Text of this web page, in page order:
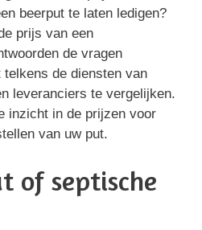
beerput te laten ledigen?
prijs van een
de vragen
telkens de diensten van
leveranciers te vergelijken.
inzicht in de prijzen voor
van uw put.
of septische